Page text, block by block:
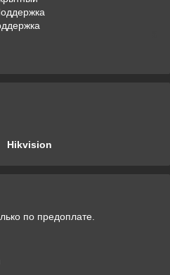
Hikvision
по предоплате.